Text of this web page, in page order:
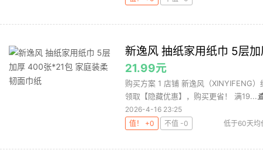
新逸风 抽纸家用纸巾 5层
21.99元
购买方案 1 店铺 新逸风（XINYIFENG
领取【隐藏优惠】，购买更省！ 满19...
2026-4-16 23:25
值！ +0
不值 -0 低于60天均